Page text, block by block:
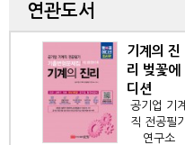
연관도서
기계의 진
리 벚꽃에
디션
공기업 기계
직 전공필기
연구소